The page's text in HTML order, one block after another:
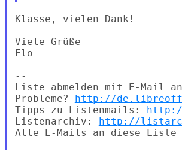
Klasse, vielen Dank!
Viele Grüße
Flo
--
Liste abmelden mit E-Mail
Probleme? http://
Tipps zu Listenmails:
Listenarchiv: http://
Alle E-Mails an diese